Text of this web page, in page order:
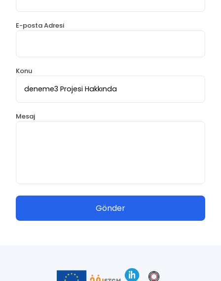
E-posta Adresi
Konu
Mesaj